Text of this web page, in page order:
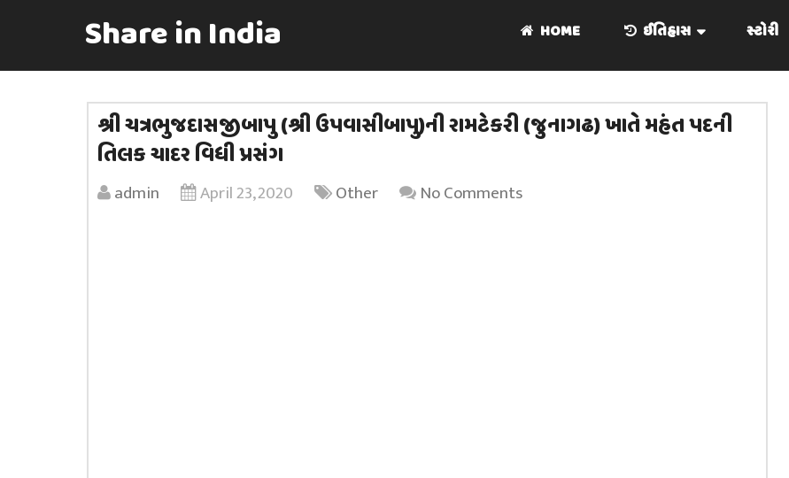
Share in India HOME ઈતિહાસ સ્ટોરી
શ્રી ચત્રભુજદાસજીબાપુ (શ્રી ઉપવાસીબાપુ)ની રામટેકરી (જુનાગઢ) ખાતે મહંત પદની
તિલક ચાદર વિધી પ્રસંગ
admin April 23, 2020 Other No Comments